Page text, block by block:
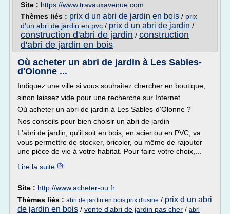
Site : https://www.travauxavenue.com
Thèmes liés : prix d un abri de jardin en bois / prix
d'un abri de jardin en pvc / prix d un abri de jardin /
construction d'abri de jardin / construction
d'abri de jardin en bois
Où acheter un abri de jardin à Les Sables-
d'Olonne ...
Indiquez une ville si vous souhaitez chercher en boutique,
sinon laissez vide pour une recherche sur Internet
Où acheter un abri de jardin à Les Sables-d'Olonne ?
Nos conseils pour bien choisir un abri de jardin
L'abri de jardin, qu'il soit en bois, en acier ou en PVC, va
vous permettre de stocker, bricoler, ou même de rajouter
une pièce de vie à votre habitat. Pour faire votre choix,...
Lire la suite
Site : http://www.acheter-ou.fr
Thèmes liés : abri de jardin en bois prix d'usine / prix d un abri
de jardin en bois / vente d'abri de jardin pas cher / abri